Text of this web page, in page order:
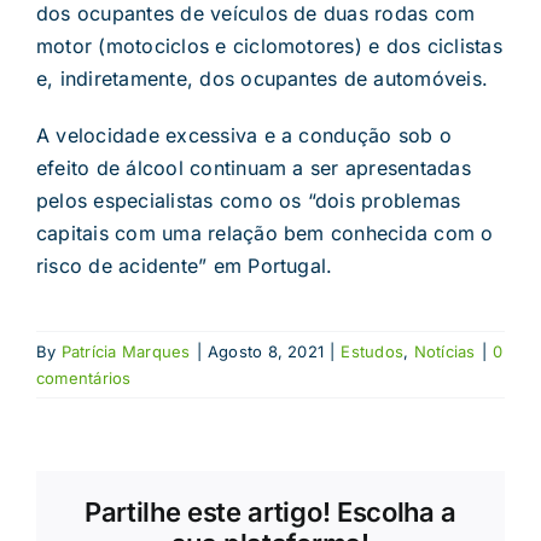
dos ocupantes de veículos de duas rodas com
motor (motociclos e ciclomotores) e dos ciclistas
e, indiretamente, dos ocupantes de automóveis.
A velocidade excessiva e a condução sob o
efeito de álcool continuam a ser apresentadas
pelos especialistas como os “dois problemas
capitais com uma relação bem conhecida com o
risco de acidente” em Portugal.
By Patrícia Marques Agosto 8, 2021 Estudos, Notícias
0
comentários
Partilhe este artigo! Escolha a